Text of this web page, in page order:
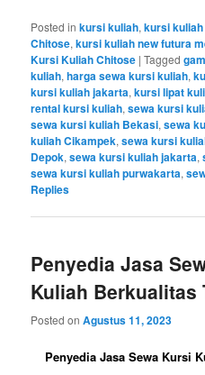
Posted in kursi kuliah,kursi
Chitose,kursi kuliah new futura
Kursi Kuliah Chitose |Tagged
kuliah,harga sewa kursi kuliah,
kursi kuliah jakarta,kursi lipat
rental kursi kuliah,sewa kursi
sewa kursi kuliah Bekasi,sewa
kuliah Cikampek,sewa kursi
Depok,sewa kursi kuliah jakarta,
sewa kursi kuliah purwakarta,
Replies
Penyedia Jasa
Kuliah Berkualitas
Posted onAgustus 11, 2023
Penyedia Jasa Sewa Kursi